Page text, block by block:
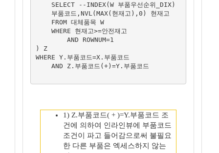
) Z
WHERE Y.부품코드=X.부품코드
1) Z.부품코드( + )=Y.부품코드 조
건에 의하여 인라인뷰에 부품코드
조건이 파고 들어감으로써 불필요
한 다른 부품은 엑세스하지 않는